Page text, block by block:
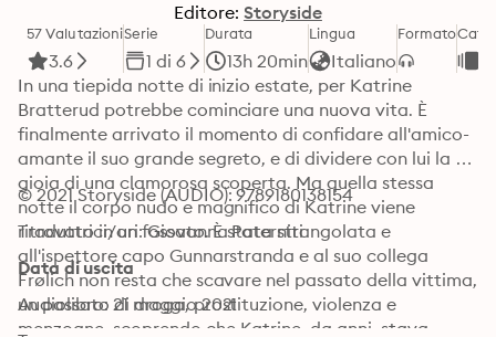
Editore: Storyside
57 Valutazioni
3.6
Serie
1 di 6
Durata
13h 20min
Lingua
Italiano
Formato
In una tiepida notte di inizio estate, per Katrine
Bratterud potrebbe cominciare una nuova vita. È
finalmente arrivato il momento di confidare all'amico-
amante il suo grande segreto, e di dividere con lui la
gioia di una clamorosa scoperta. Ma quella stessa
notte il corpo nudo e magnifico di Katrine viene
ritrovato in un fossato. È stata strangolata e
all'ispettore capo Gunnarstranda e al suo collega
Frølich non resta che scavare nel passato della vittima,
un passato di droga, prostituzione, violenza e
menzogne, scoprendo che Katrine, da anni, stava
© 2021 Storyside (AUDIO): 9789180138154
Traduttrici/ori: Giovanna Paterniti
Data di uscita
Audiolibro: 21 maggio 2021